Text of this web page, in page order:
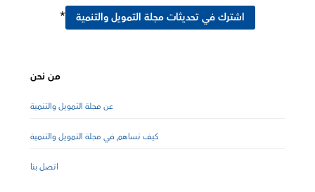
اشترك في تحديثات مجلة التمويل والتنمية *
من نحن
عن مجلة التمويل والتنمية
كيف تساهم في مجلة التمويل والتنمية
اتصل بنا